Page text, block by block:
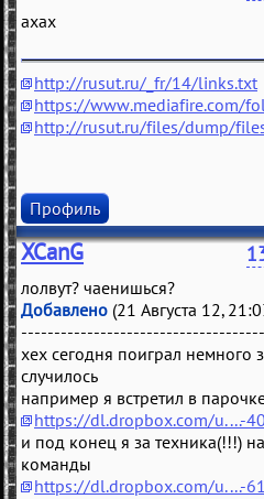
ахах
http://rusut.ru/_fr/14/links.txt
https://www.mediafire.com/
http://rusut.ru/files/dump/
Профиль
XCanG
лолвут? чаенишься?
Добавлено (21 Августа 12,
хех сегодня поиграл немного
случилось
например я встретил в
https://dl.dropbox.com/u....-
и под конец я за техника(!!!)
команды
https://dl.dropbox.com/u....-